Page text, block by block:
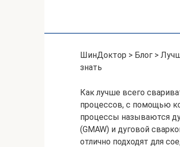
ШинДоктор > Блог >
знать
Как лучше всего
процессов, с помощью
процессы называются
(GMAW) и дуговой
отлично подходят для